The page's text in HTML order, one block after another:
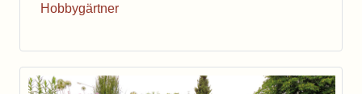
Hobbygärtner